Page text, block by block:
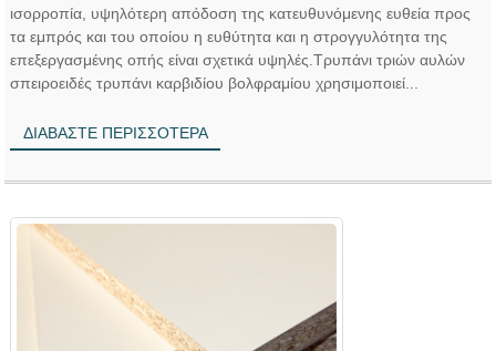
ισορροπία, υψηλότερη απόδοση της κατευθυνόμενης ευθεία προς
τα εμπρός και του οποίου η ευθύτητα και η στρογγυλότητα της
επεξεργασμένης οπής είναι σχετικά υψηλές.Τρυπάνι τριών αυλών
σπειροειδές τρυπάνι καρβιδίου βολφραμίου χρησιμοποιεί...
ΔΙΑΒΆΣΤΕ ΠΕΡΙΣΣΌΤΕΡΑ